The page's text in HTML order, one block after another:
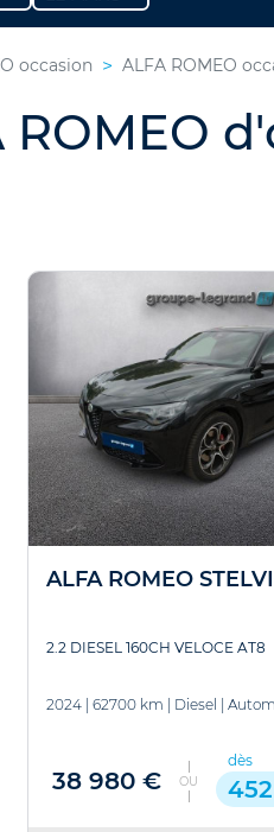
occasion ALFA ROMEO
ROMEO
ALFA ROMEO
2.2 DIESEL 160CH VELOCE AT8
2024| 62700 km Diesel
38 980 € OU
dès